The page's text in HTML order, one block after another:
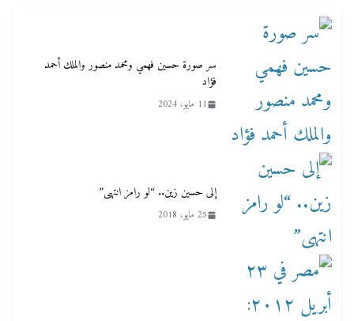
سر صورة حسين فهمي ومحمد منصور والملك أحمد
فؤاد
11 مايو، 2024
إلى حسين زين.. “لو رامز انتهى”
25 مايو، 2018